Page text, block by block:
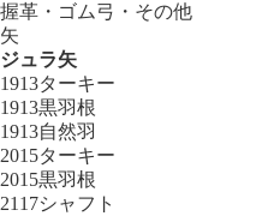
握革・ゴム弓・その他
矢
ジュラ矢
1913ターキー
1913黒羽根
1913自然羽
2015ターキー
2015黒羽根
2117シャフト